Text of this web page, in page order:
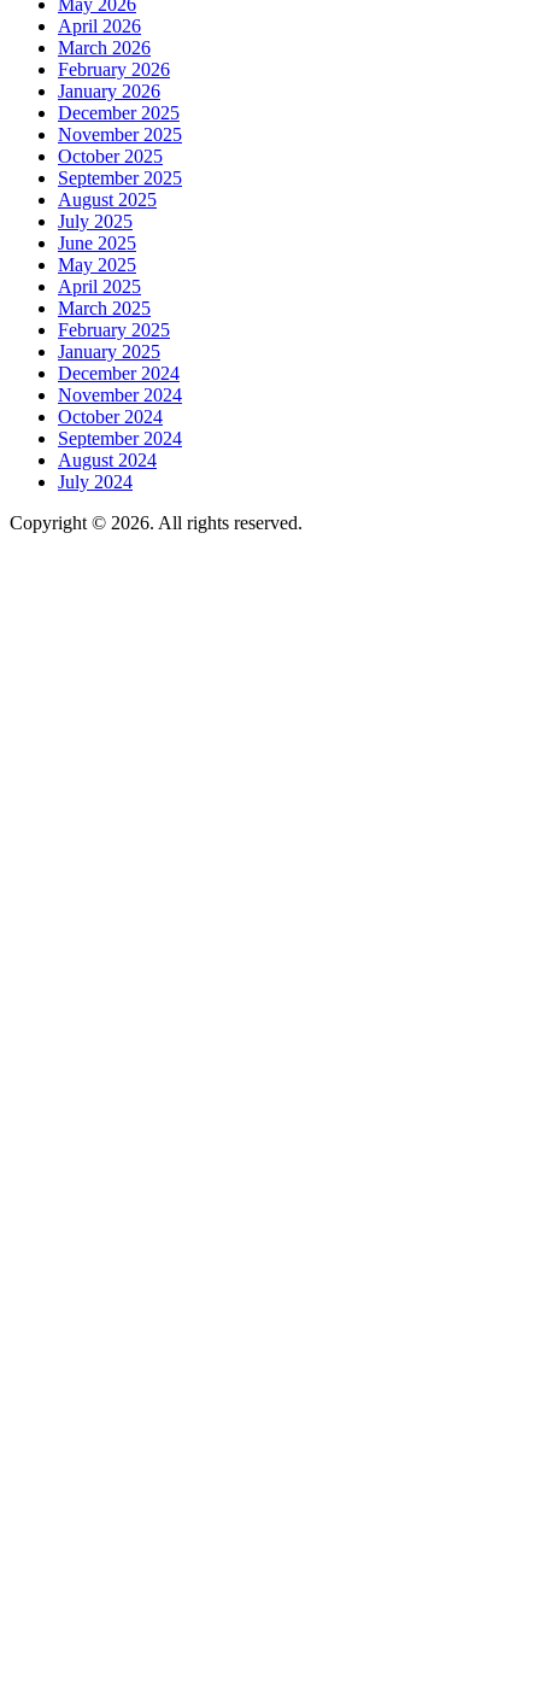
May 2026
April 2026
March 2026
February 2026
January 2026
December 2025
November 2025
October 2025
September 2025
August 2025
July 2025
June 2025
May 2025
April 2025
March 2025
February 2025
January 2025
December 2024
November 2024
October 2024
September 2024
August 2024
July 2024
Copyright © 2026. All rights reserved.